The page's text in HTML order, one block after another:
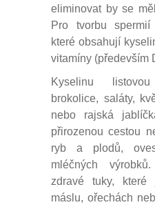
eliminovat by se
Pro tvorbu
které obsahují
vitamíny (především
Kyselinu
brokolice, saláty,
nebo rajská
přirozenou cestou
ryb a plodů,
mléčných
zdravé tuky, které
máslu, ořechách